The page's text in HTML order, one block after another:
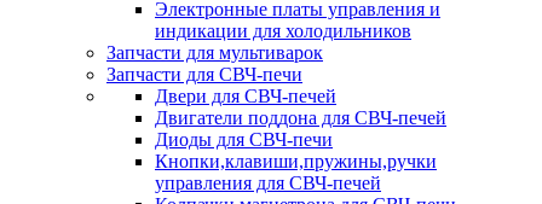
Электронные платы управления и
индикации для холодильников
Запчасти для мультиварок
Запчасти для СВЧ-печи
Двери для СВЧ-печей
Двигатели поддона для СВЧ-печей
Диоды для СВЧ-печи
Кнопки,клавиши,пружины,ручки
управления для СВЧ-печей